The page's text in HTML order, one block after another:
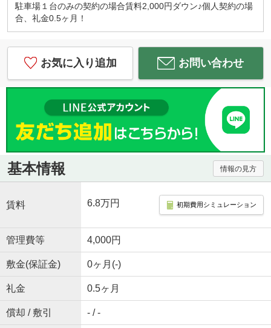
駐車場１台のみの契約の場合賃料2,000円ダウン♪個人契約の場
合、礼金0.5ヶ月！
お気に入り追加 お問い合わせ
基本情報 情報の見方
賃料 6.8万円 初期費用シミュレーション
管理費等 4,000円
敷金(保証金) 0ヶ月(-)
礼金 0.5ヶ月
償却 / 敷引 - / -